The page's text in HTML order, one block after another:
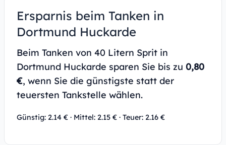
Ersparnis beim Tanken in
Dortmund Huckarde
Beim Tanken von 40 Litern Sprit in
Dortmund Huckarde sparen Sie bis zu 0,80
€, wenn Sie die günstigste statt der
teuersten Tankstelle wählen.
Günstig: 2.14 € · Mittel: 2.15 € · Teuer: 2.16 €